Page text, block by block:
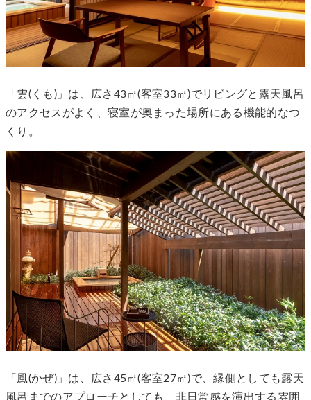
「雲(くも)」は、広さ43㎡(客室33㎡)でリビングと露天風呂
のアクセスがよく、寝室が奥まった場所にある機能的なつ
くり。
「風(かぜ)」は、広さ45㎡(客室27㎡)で、縁側としても露天
風呂までのアプローチとしても、非日常感を演出する雰囲